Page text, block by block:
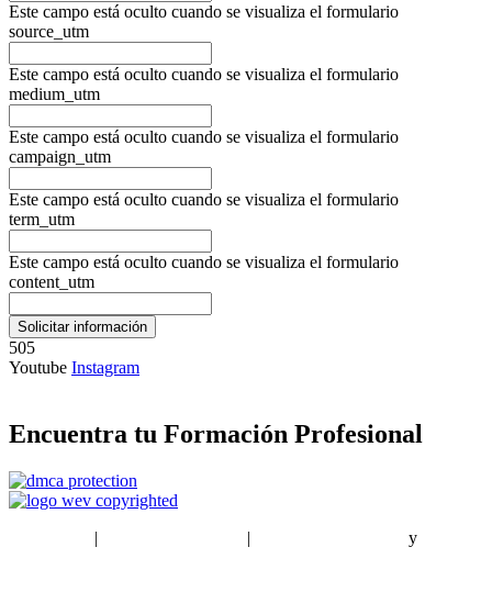
Este campo está oculto cuando se visualiza el formulario
source_utm
Este campo está oculto cuando se visualiza el formulario
medium_utm
Este campo está oculto cuando se visualiza el formulario
campaign_utm
Este campo está oculto cuando se visualiza el formulario
term_utm
Este campo está oculto cuando se visualiza el formulario
content_utm
505
Youtube Instagram
Encuentra tu Formación Profesional
| | y